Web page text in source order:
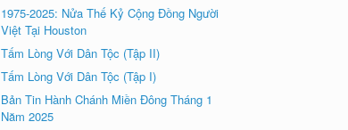
1975-2025: Nửa Thế Kỷ Cộng Đồng Người
Việt Tại Houston
Tấm Lòng Với Dân Tộc (Tập II)
Tấm Lòng Với Dân Tộc (Tập I)
Bản Tin Hành Chánh Miền Đông Tháng 1
Năm 2025